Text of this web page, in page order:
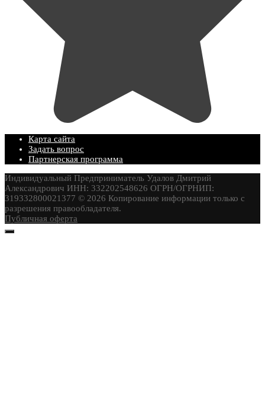
Карта сайта
Задать вопрос
Партнерская программа
Индивидуальный Предприниматель Удалов Дмитрий
Александрович ИНН: 332202548626 ОГРН/ОГРНИП:
319332800021377 © 2026 Копирование информации только с
разрешения правообладателя.
Публичная оферта